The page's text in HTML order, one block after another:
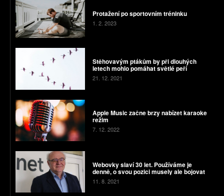
Protažení po sportovním tréninku
1. 2. 2023
Stěhovavým ptákům by při dlouhých
letech mohlo pomáhat světlé peří
21. 12. 2021
Apple Music začne brzy nabízet karaoke
režim
7. 12. 2022
Webovky slaví 30 let. Používáme je
denně, o svou pozici musely ale bojovat
11. 8. 2021